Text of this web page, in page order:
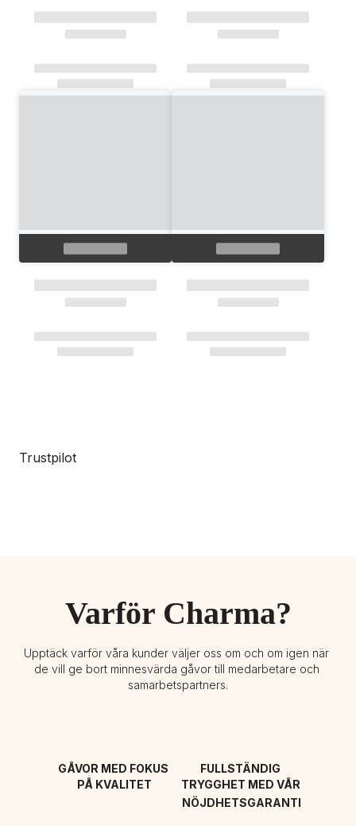
Trustpilot
Varför Charma?
Upptäck varför våra kunder väljer oss om och om igen när
de vill ge bort minnesvärda gåvor till medarbetare och
samarbetspartners.
GÅVOR MED FOKUS
PÅ KVALITET
FULLSTÄNDIG
TRYGGHET MED VÅR
NÖJDHETSGARANTI